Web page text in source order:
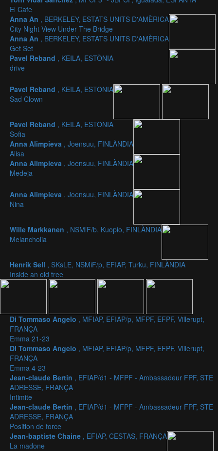
El Cafe
Anna An , BERKELEY, ESTATS UNITS D'AMÈRICA
City Night View Under The Bridge
Anna An , BERKELEY, ESTATS UNITS D'AMÈRICA
Get Set
Pavel Reband , KEILA, ESTÒNIA
drive
Pavel Reband , KEILA, ESTÒNIA
Sad Clown
Pavel Reband , KEILA, ESTÒNIA
Sofia
Anna Alimpieva , Joensuu, FINLÀNDIA
Alisa
Anna Alimpieva , Joensuu, FINLÀNDIA
Medeja
Anna Alimpieva , Joensuu, FINLÀNDIA
Nina
Wille Markkanen , NSMiF/b, Kuopio, FINLÀNDIA
Melancholia
Henrik Sell , SKsLE, NSMiF/p, EFIAP, Turku, FINLÀNDIA
Inside an old tree
Di Tommaso Angelo , MFIAP, EFIAP/p, MFPF, EFPF, Villerupt,
FRANÇA
Emma 21-23
Di Tommaso Angelo , MFIAP, EFIAP/p, MFPF, EFPF, Villerupt,
FRANÇA
Emma 4-23
Jean-claude Bertin , EFIAP/d1 - MFPF - Ambassadeur FPF, STE
ADRESSE, FRANÇA
Intimite
Jean-claude Bertin , EFIAP/d1 - MFPF - Ambassadeur FPF, STE
ADRESSE, FRANÇA
Position de force
Jean-baptiste Chaine , EFIAP, CESTAS, FRANÇA
La madone